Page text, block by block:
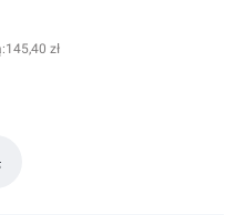
145,40 zł
niedostępna.)
jest obecnie niedostępna.)
opcja jest obecnie